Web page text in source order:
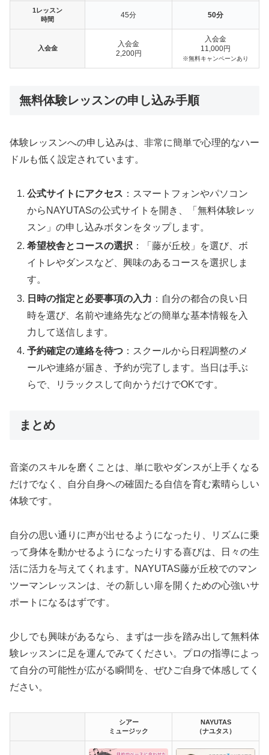
1レッスン
時間
45分 50分
入会金
入会金
2,200円
入会金
11,000円
※無料キャンペーンあり
無料体験レッスンの申し込み手順
体験レッスンへの申し込みは、非常に簡単で心理的なハー
ドルも低く設定されています。
公式サイトにアクセス ：スマートフォンやパソコン
からNAYUTASの公式サイトを開き、「無料体験レッ
スン」の申し込みボタンをタップします。
希望校舎とコースの選択 ：「藤が丘校」を選び、ボ
イトレやダンスなど、興味のあるコースを選択しま
す。
日時の指定と必要事項の入力 ：自分の都合の良い日
時を選び、名前や連絡先などの簡単な基本情報を入
力して送信します。
予約確定の連絡を待つ ：スクールから日程調整のメ
ールや連絡が届き、予約が完了します。当日は手ぶ
らで、リラックスして向かうだけでOKです。
まとめ
音楽のスキルを磨くことは、単に歌やダンスが上手くなる
だけでなく、自分自身への確固たる自信を育む素晴らしい
体験です。
自分の思い通りに声が出せるようになったり、リズムに乗
って身体を動かせるようになったりする喜びは、日々の生
活に活力を与えてくれます。NAYUTAS藤が丘校でのマン
ツーマンレッスンは、その新しい扉を開くための心強いサ
ポートになるはずです。
少しでも興味があるなら、まずは一歩を踏み出して無料体
験レッスンに足を運んでみてください。プロの指導によっ
て自分の可能性が広がる瞬間を、ぜひご自身で体感してく
ださい。
シアー
ミュージック
NAYUTAS
（ナユタス）